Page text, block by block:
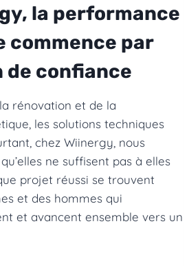
la performance
commence par
de confiance
rénovation et de la
les solutions techniques
chez Wiinergy, nous
ne suffisent pas à elles
projet réussi se trouvent
et des hommes qui
et avancent ensemble vers un